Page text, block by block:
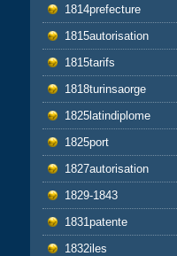
1814prefecture
1815autorisation
1815tarifs
1818turinsaorge
1825latindiplome
1825port
1827autorisation
1829-1843
1831patente
1832iles